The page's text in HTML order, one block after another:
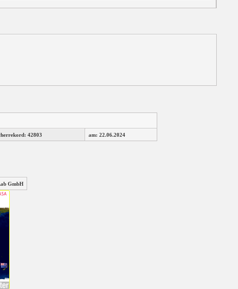
42803 am: 22.06.2024
GmbH